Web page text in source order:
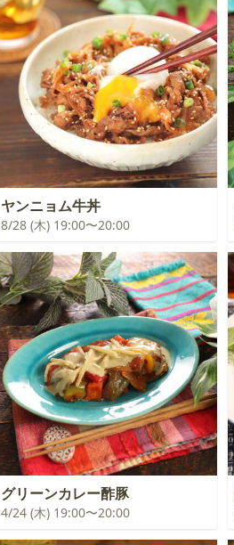
ヤンニョム牛丼
8/28 (木) 19:00〜20:00
グリーンカレー酢豚
4/24 (木) 19:00〜20:00